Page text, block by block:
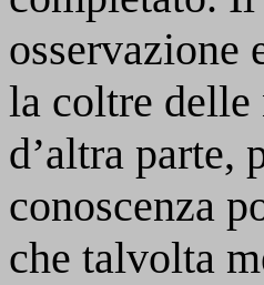
osservazione
la coltre delle
d’altra parte,
conoscenza
che talvolta